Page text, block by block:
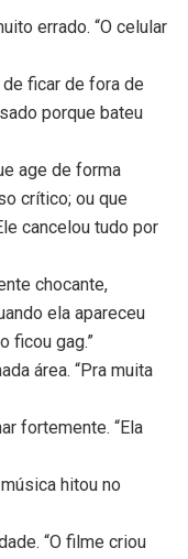
errado. “O celular
ficar de fora de
porque bateu
age de forma
crítico; ou que
cancelou tudo por
chocante,
ela apareceu
ficou gag.”
área. “Pra muita
fortemente. “Ela
hitou no
“O filme criou